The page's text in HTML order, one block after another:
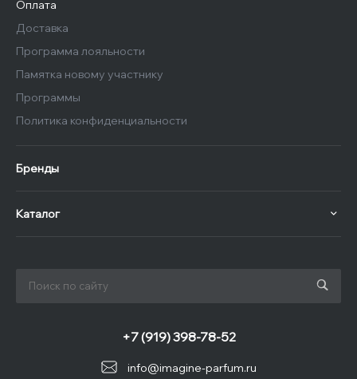
Оплата
Доставка
Программа лояльности
Памятка новому участнику
Программы
Политика конфиденциальности
Бренды
Каталог
info@imagine-parfum.ru
+7 (919) 398-78-52